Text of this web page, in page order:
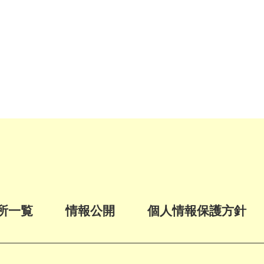
一覧 情報公開 個人情報保護方針